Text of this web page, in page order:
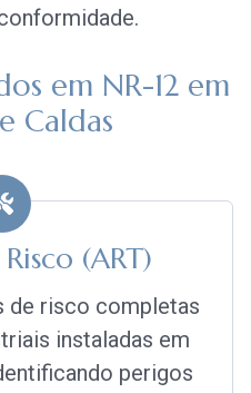
em NR-12 em
Caldas
(ART)
de risco completas
instaladas em
perigos